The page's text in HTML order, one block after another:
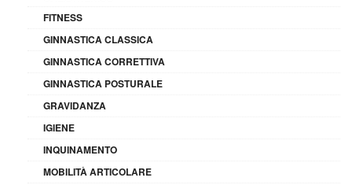
FITNESS
GINNASTICA CLASSICA
GINNASTICA CORRETTIVA
GINNASTICA POSTURALE
GRAVIDANZA
IGIENE
INQUINAMENTO
MOBILITÀ ARTICOLARE